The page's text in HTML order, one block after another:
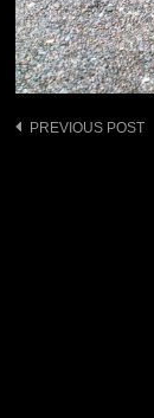
Post
PREVIOUS POST